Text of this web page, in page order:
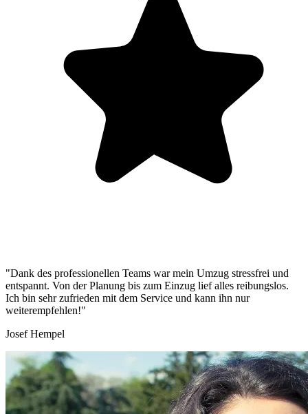
"Dank des professionellen Teams war mein Umzug stressfrei und
entspannt. Von der Planung bis zum Einzug lief alles reibungslos.
Ich bin sehr zufrieden mit dem Service und kann ihn nur
weiterempfehlen!"
Josef Hempel